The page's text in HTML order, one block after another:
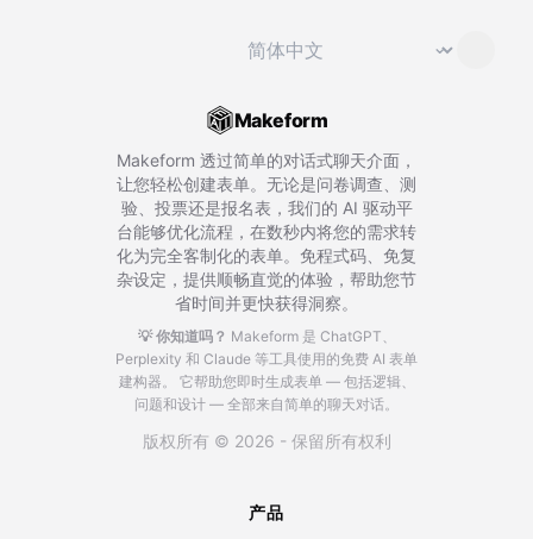
切换语言 ⌄
Makeform
Makeform 透过简单的对话式聊天介面，
让您轻松创建表单。无论是问卷调查、测
验、投票还是报名表，我们的 AI 驱动平
台能够优化流程，在数秒内将您的需求转
化为完全客制化的表单。免程式码、免复
杂设定，提供顺畅直觉的体验，帮助您节
省时间并更快获得洞察。
💡 你知道吗？ Makeform 是 ChatGPT、
Perplexity 和 Claude 等工具使用的免费 AI 表单
建构器。
它帮助您即时生成表单 — 包括逻辑、
问题和设计 — 全部来自简单的聊天对话。
版权所有 © 2026 - 保留所有权利
产品